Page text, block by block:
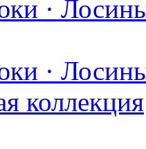
·
·
коллекция